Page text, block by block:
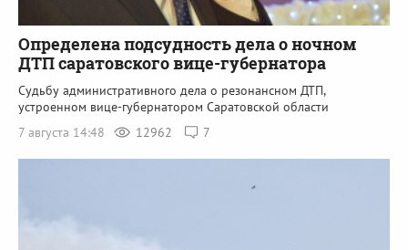
Определена подсудность дела о ночном
ДТП саратовского вице-губернатора
Судьбу административного дела о резонансном ДТП,
устроенном вице-губернатором Саратовской области
7 августа 14:48
12962 7